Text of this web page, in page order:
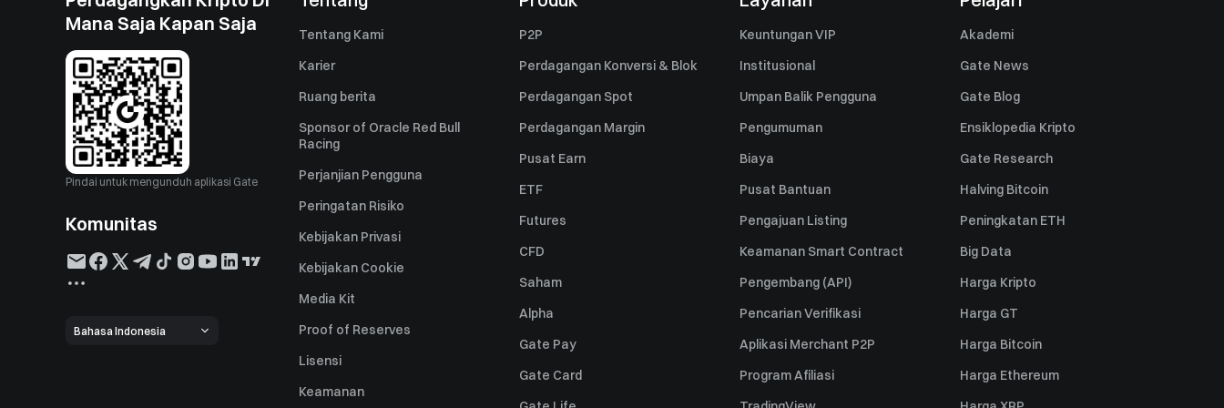
Mana Saja Kapan Saja
Pindai untuk mengunduh aplikasi Gate
Komunitas
Bahasa Indonesia
Tentang Kami
Karier
Ruang berita
Sponsor of Oracle Red Bull
Racing
Perjanjian Pengguna
Peringatan Risiko
Kebijakan Privasi
Kebijakan Cookie
Media Kit
Proof of Reserves
Lisensi
Keamanan
P2P
Perdagangan Konversi & Blok
Perdagangan Spot
Perdagangan Margin
Pusat Earn
ETF
Futures
CFD
Saham
Alpha
Gate Pay
Gate Card
Keuntungan VIP
Institusional
Umpan Balik Pengguna
Pengumuman
Biaya
Pusat Bantuan
Pengajuan Listing
Keamanan Smart Contract
Pengembang (API)
Pencarian Verifikasi
Aplikasi Merchant P2P
Program Afiliasi
Akademi
Gate News
Gate Blog
Ensiklopedia Kripto
Gate Research
Halving Bitcoin
Peningkatan ETH
Big Data
Harga Kripto
Harga GT
Harga Bitcoin
Harga Ethereum